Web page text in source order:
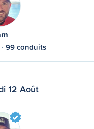
99 conduits
12 Août